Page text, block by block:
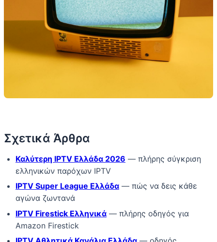
Σχετικά Άρθρα
Καλύτερη IPTV Ελλάδα 2026 — πλήρης σύγκριση
ελληνικών παρόχων IPTV
IPTV Super League Ελλάδα — πώς να δεις κάθε
αγώνα ζωντανά
IPTV Firestick Ελληνικά — πλήρης οδηγός για
Amazon Firestick